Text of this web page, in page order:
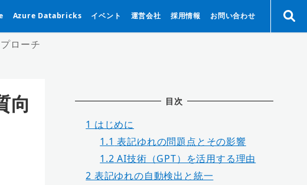
Azure Databricks イベント 運営会社 採用情報 お問い合わせ
ローチ
向
目次
1 はじめに
1.1 表記ゆれの問題点とその影響
1.2 AI技術（GPT）を活用する理由
2 表記ゆれの自動検出と統一